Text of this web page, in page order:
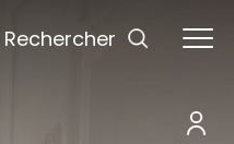
Rechercher